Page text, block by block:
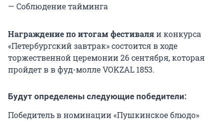
— Соблюдение тайминга
Награждение по итогам фестиваляи конкурса
«Петербургский завтрак» состоится в ходе
торжественной церемонии 26 сентября, которая
пройдет в в фуд-молле VOKZAL 1853.
Будут определены следующие победители:
Победитель в номинации «Пушкинское блюдо»